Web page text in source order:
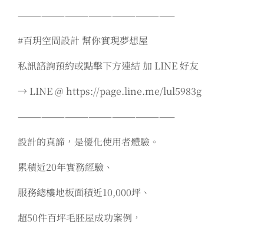
————————————————————
#百玥空間設計 幫你實現夢想屋
私訊諮詢預約或點擊下方連結 加 LINE 好友
→ LINE @ https://page.line.me/lul5983g
————————————————————
設計的真諦，是優化使用者體驗。
累積近20年實務經驗、
服務總樓地板面積近10,000坪、
超50件百坪毛胚屋成功案例，